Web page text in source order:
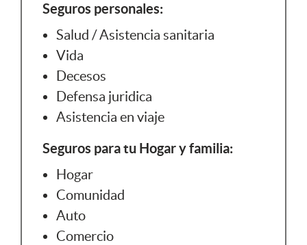
Seguros personales:
Salud / Asistencia sanitaria
Vida
Decesos
Defensa juridica
Asistencia en viaje
Seguros para tu Hogar y familia:
Hogar
Comunidad
Auto
Comercio